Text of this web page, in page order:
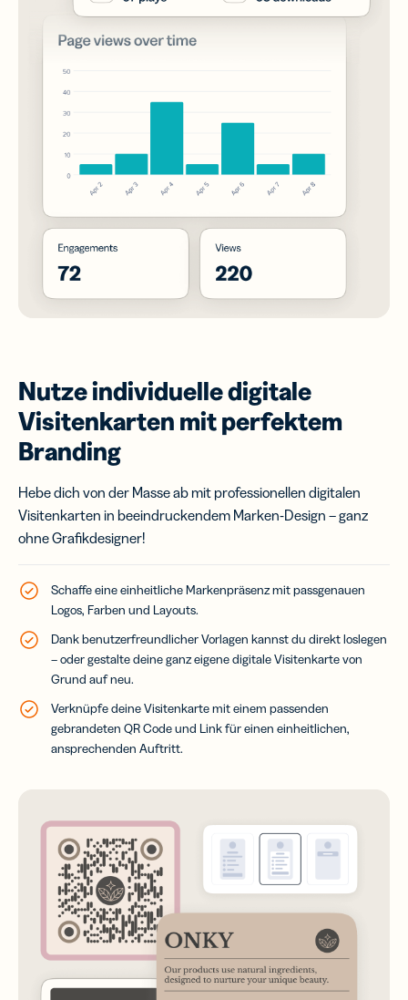
Nutze individuelle digitale
Visitenkarten mit perfektem
Branding
Hebe dich von der Masse ab mit professionellen digitalen
Visitenkarten in beeindruckendem Marken-Design – ganz
ohne Grafikdesigner!
Schaffe eine einheitliche Markenpräsenz mit passgenauen
Logos, Farben und Layouts.
Dank benutzerfreundlicher Vorlagen kannst du direkt loslegen
– oder gestalte deine ganz eigene digitale Visitenkarte von
Grund auf neu.
Verknüpfe deine Visitenkarte mit einem passenden
gebrandeten QR Code und Link für einen einheitlichen,
ansprechenden Auftritt.